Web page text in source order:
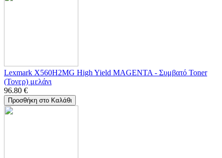
Lexmark X560H2MG High Yield MAGENTA - Συμβατό Toner
(Τονερ) μελάνι
96.80 €
Προσθήκη στο Καλάθι